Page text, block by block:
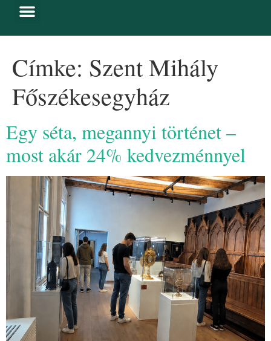
Címke: Szent Mihály
Főszékesegyház
Egy séta, megannyi történet –
most akár 24% kedvezménnyel